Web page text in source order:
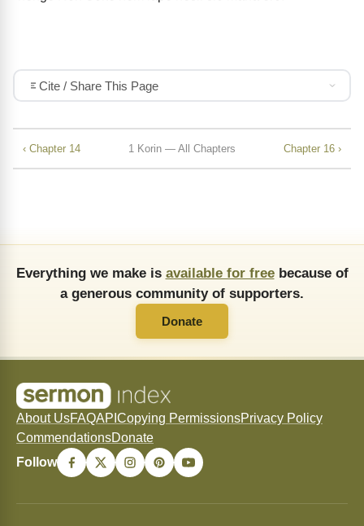
Cite / Share This Page
‹ Chapter 14 1 Korin — All Chapters Chapter 16 ›
Everything we make is available for freebecause of
a generous community of supporters.
Donate
About UsFAQAPI Copying PermissionsPrivacy Policy
CommendationsDonate
Follow